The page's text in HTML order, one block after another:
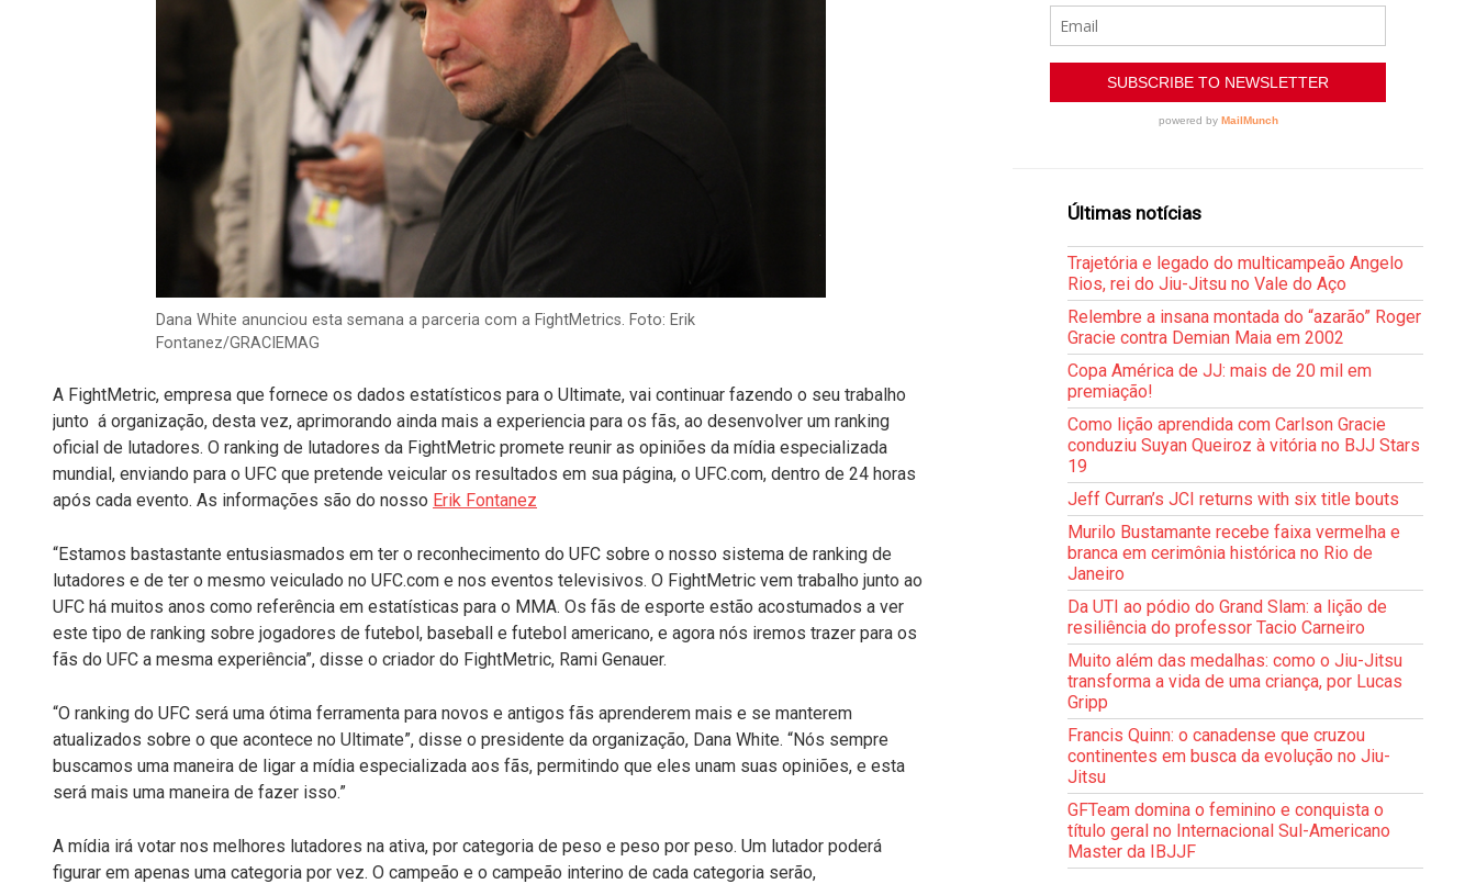
Dana White anunciou esta semana a parceria com a FightMetrics. Foto: Erik
Fontanez/GRACIEMAG
A FightMetric, empresa que fornece os dados estatísticos para o Ultimate, vai continuar fazendo o seu trabalho
junto á organização, desta vez, aprimorando ainda mais a experiencia para os fãs, ao desenvolver um ranking
oficial de lutadores. O ranking de lutadores da FightMetric promete reunir as opiniões da mídia especializada
mundial, enviando para o UFC que pretende veicular os resultados em sua página, o UFC.com, dentro de 24 horas
após cada evento. As informações são do nosso Erik Fontanez
“Estamos bastastante entusiasmados em ter o reconhecimento do UFC sobre o nosso sistema de ranking de
lutadores e de ter o mesmo veiculado no UFC.com e nos eventos televisivos. O FightMetric vem trabalho junto ao
UFC há muitos anos como referência em estatísticas para o MMA. Os fãs de esporte estão acostumados a ver
este tipo de ranking sobre jogadores de futebol, baseball e futebol americano, e agora nós iremos trazer para os
fãs do UFC a mesma experiência”, disse o criador do FightMetric, Rami Genauer.
“O ranking do UFC será uma ótima ferramenta para novos e antigos fãs aprenderem mais e se manterem
atualizados sobre o que acontece no Ultimate”, disse o presidente da organização, Dana White. “Nós sempre
buscamos uma maneira de ligar a mídia especializada aos fãs, permitindo que eles unam suas opiniões, e esta
será mais uma maneira de fazer isso.”
A mídia irá votar nos melhores lutadores na ativa, por categoria de peso e peso por peso. Um lutador poderá
figurar em apenas uma categoria por vez. O campeão e o campeão interino de cada categoria serão,
Últimas notícias
Trajetória e legado do multicampeão Angelo
Rios, rei do Jiu-Jitsu no Vale do Aço
Relembre a insana montada do “azarão” Roger
Gracie contra Demian Maia em 2002
Copa América de JJ: mais de 20 mil em
premiação!
Como lição aprendida com Carlson Gracie
conduziu Suyan Queiroz à vitória no BJJ Stars
19
Jeff Curran’s JCI returns with six title bouts
Murilo Bustamante recebe faixa vermelha e
branca em cerimônia histórica no Rio de
Janeiro
Da UTI ao pódio do Grand Slam: a lição de
resiliência do professor Tacio Carneiro
Muito além das medalhas: como o Jiu-Jitsu
transforma a vida de uma criança, por Lucas
Gripp
Francis Quinn: o canadense que cruzou
continentes em busca da evolução no Jiu-
Jitsu
GFTeam domina o feminino e conquista o
título geral no Internacional Sul-Americano
Master da IBJJF